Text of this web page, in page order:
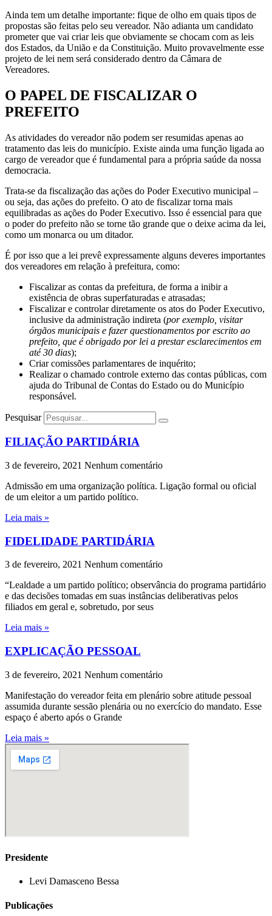
Ainda tem um detalhe importante: fique de olho em quais tipos de
propostas são feitas pelo seu vereador. Não adianta um candidato
prometer que vai criar leis que obviamente se chocam com as leis
dos Estados, da União e da Constituição. Muito provavelmente esse
projeto de lei nem será considerado dentro da Câmara de
Vereadores.
O PAPEL DE FISCALIZAR O
PREFEITO
As atividades do vereador não podem ser resumidas apenas ao
tratamento das leis do município. Existe ainda uma função ligada ao
cargo de vereador que é fundamental para a própria saúde da nossa
democracia.
Trata-se da fiscalização das ações do Poder Executivo municipal –
ou seja, das ações do prefeito. O ato de fiscalizar torna mais
equilibradas as ações do Poder Executivo. Isso é essencial para que
o poder do prefeito não se torne tão grande que o deixe acima da lei,
como um monarca ou um ditador.
É por isso que a lei prevê expressamente alguns deveres importantes
dos vereadores em relação à prefeitura, como:
Fiscalizar as contas da prefeitura, de forma a inibir a
existência de obras superfaturadas e atrasadas;
Fiscalizar e controlar diretamente os atos do Poder Executivo,
inclusive da administração indireta (por exemplo, visitar
órgãos municipais e fazer questionamentos por escrito ao
prefeito, que é obrigado por lei a prestar esclarecimentos em
até 30 dias);
Criar comissões parlamentares de inquérito;
Realizar o chamado controle externo das contas públicas, com
ajuda do Tribunal de Contas do Estado ou do Município
responsável.
Pesquisar
FILIAÇÃO PARTIDÁRIA
3 de fevereiro, 2021 Nenhum comentário
Admissão em uma organização política. Ligação formal ou oficial
de um eleitor a um partido político.
Leia mais »
FIDELIDADE PARTIDÁRIA
3 de fevereiro, 2021 Nenhum comentário
“Lealdade a um partido político; observância do programa partidário
e das decisões tomadas em suas instâncias deliberativas pelos
filiados em geral e, sobretudo, por seus
Leia mais »
EXPLICAÇÃO PESSOAL
3 de fevereiro, 2021 Nenhum comentário
Manifestação do vereador feita em plenário sobre atitude pessoal
assumida durante sessão plenária ou no exercício do mandato. Esse
espaço é aberto após o Grande
Leia mais »
Presidente
Levi Damasceno Bessa
Publicações